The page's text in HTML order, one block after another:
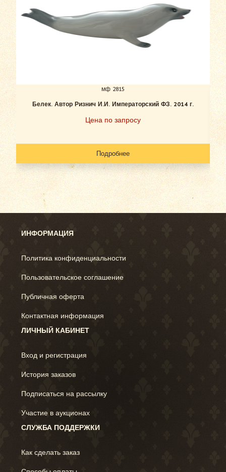
мф 2815
Белек. Автор Ризнич И.И. Императорский ФЗ. 2014 г.
Цена по запросу
Подробнее
ИНФОРМАЦИЯ
Политика конфиденциальности
Пользовательское соглашение
Публичная оферта
Контактная информация
ЛИЧНЫЙ КАБИНЕТ
Вход и регистрация
История заказов
Подписаться на рассылку
Участие в аукционах
СЛУЖБА ПОДДЕРЖКИ
Как сделать заказ